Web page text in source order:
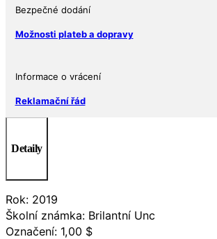
Bezpečné dodání
Možnosti plateb a dopravy
Informace o vrácení
Reklamační řád
Detaily
Rok: 2019
Školní známka: Brilantní Unc
Označení: 1,00 $